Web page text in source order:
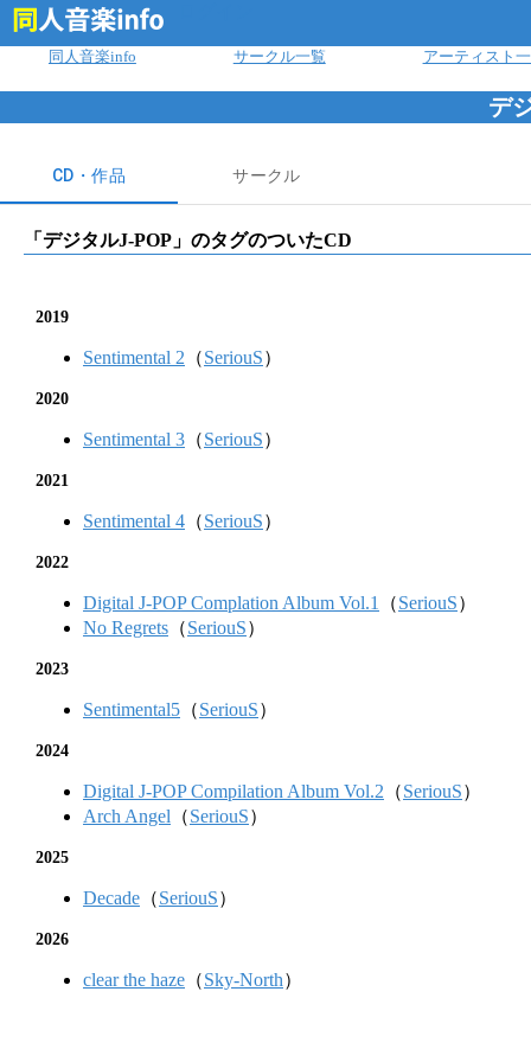
同人音楽info サークル一覧 アーティスト
デ
CD・作品 サークル
「 デジタルJ-POP 」のタグのついたCD
2019
Sentimental 2 （SeriouS）
2020
Sentimental 3 （SeriouS）
2021
Sentimental 4 （SeriouS）
2022
Digital J-POP Complation Album Vol.1 （SeriouS）
No Regrets （SeriouS）
2023
Sentimental5 （SeriouS）
2024
Digital J-POP Compilation Album Vol.2 （SeriouS）
Arch Angel （SeriouS）
2025
Decade （SeriouS）
2026
clear the haze （Sky-North）